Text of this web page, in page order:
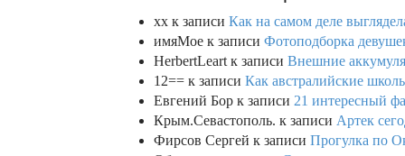
xx к записи Как на самом деле
имяМое к записи Фотоподборка
HerbertLeart к записи Внешние
12== к записи Как австралийские
Евгений Бор к записи 21 интересный
Крым.Севастополь. к записи Артек
Фирсов Сергей к записи Прогулка по